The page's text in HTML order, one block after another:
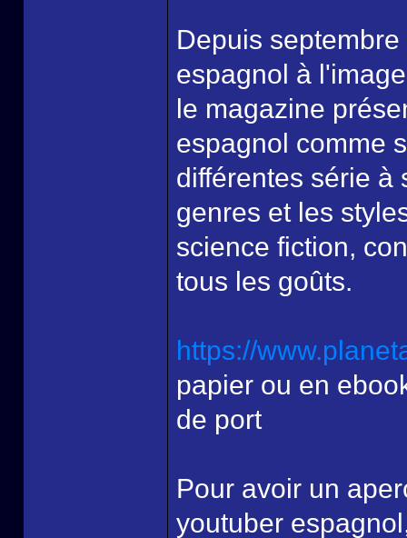
Depuis
espagnol à
le magazine
espagnol comme
différentes série à
genres et les
science fiction,
tous les goûts.
https://
papier ou en
de port
Pour avoir un
youtuber